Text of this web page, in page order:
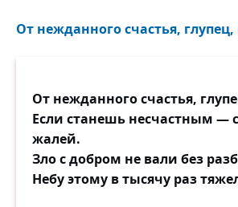
От нежданного счастья,
От нежданного счастья,
Если станешь несчастным —
жалей.
Зло с добром не вали без
Небу этому в тысячу раз